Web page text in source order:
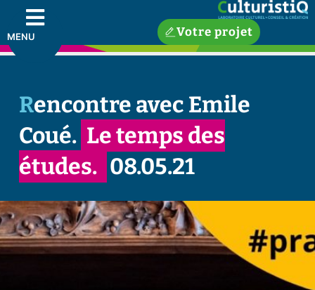
MENU Votre projet
Rencontre avec Emile
Coué. Le temps des
études. 08.05.21